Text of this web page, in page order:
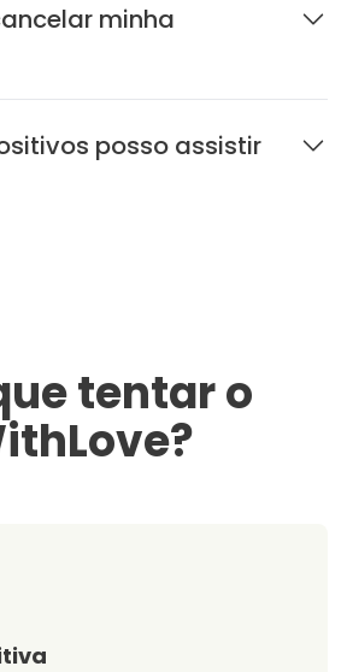
minha
posso assistir
tentar o